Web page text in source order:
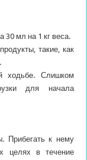
30 мл на 1 кг веса.
такие, как
ходьбе. Слишком
для начала
Прибегать к нему
целях в течение